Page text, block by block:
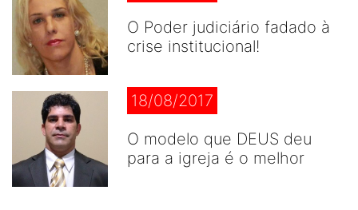
O Poder judiciário fadado à
crise institucional!
18/08/2017
O modelo que DEUS deu
para a igreja é o melhor